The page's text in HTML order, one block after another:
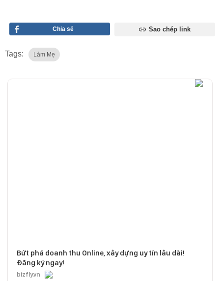
Chia sẻ Sao chép link
Tags: Làm Mẹ
Bứt phá doanh thu Online, xây dựng uy tín lâu dài!
Đăng ký ngay!
bizfly.vn